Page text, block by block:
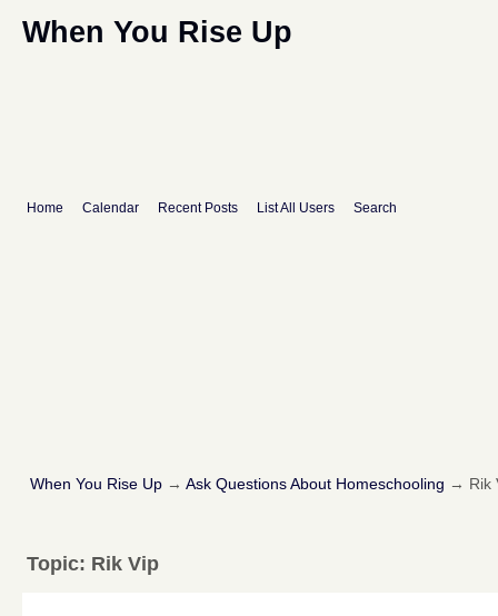
When You Rise Up
Home Calendar Recent Posts List All Users Search
When You Rise Up → Ask Questions About Homeschooling → Rik
Topic: Rik Vip